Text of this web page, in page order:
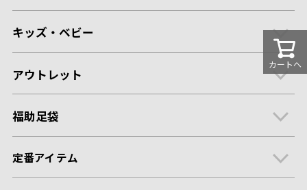
カートへ
キッズ・ベビー
アウトレット
福助足袋
定番アイテム